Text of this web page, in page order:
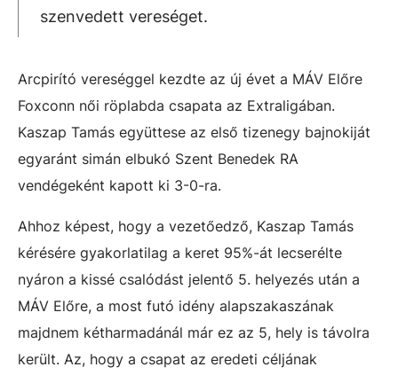
szenvedett vereséget.
Arcpirító vereséggel kezdte az új évet a MÁV Előre
Foxconn női röplabda csapata az Extraligában.
Kaszap Tamás együttese az első tizenegy bajnokiját
egyaránt simán elbukó Szent Benedek RA
vendégeként kapott ki 3-0-ra.
Ahhoz képest, hogy a vezetőedző, Kaszap Tamás
kérésére gyakorlatilag a keret 95%-át lecserélte
nyáron a kissé csalódást jelentő 5. helyezés után a
MÁV Előre, a most futó idény alapszakaszának
majdnem kétharmadánál már ez az 5, hely is távolra
került. Az, hogy a csapat az eredeti céljának